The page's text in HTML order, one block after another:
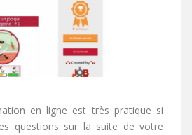
en ligne est très pratique si
questions sur la suite de votre